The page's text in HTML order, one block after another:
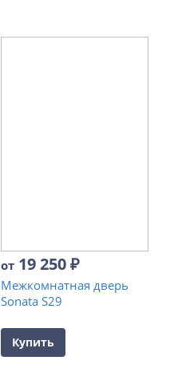
от 19 250₽
Межкомнатная дверь
Sonata S29
Купить